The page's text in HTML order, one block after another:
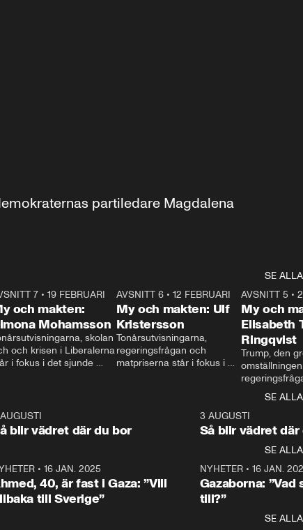
partiledare Magdalena
SE ALLA
24:30
7• 19 FEBRUARI
och makten:
Mohamsson
skolan
och krisen i Liberalerna
i fokus i det sjunde
My
ställer
och
till svars.
27:30
AVSNITT 6 •12 FEBRUARI
My och makten: Ulf
Kristersson
Tonårsutvisningarna,
regeringsfrågan och
matpriserna står i fokus i
Rohwedder ställer
statsminister Ulf Kristersson
AVSNITT 5 •
My och
Elisabeth
Ringqvist
Trump, den
centrum i
avsnittet av
Makten”. Se
Aftonbladets
Rohwedder
Thand Ring
SE ALLA
blir vädret där du bor
3 AUGUSTI
Så blir vädret där
SE ALLA
• 16 JAN. 2025
40, är fast i Gaza: ”Vill
till Sverige”
NYHETER• 16 JAN.
Gazaborna:
till?”
SE ALLA